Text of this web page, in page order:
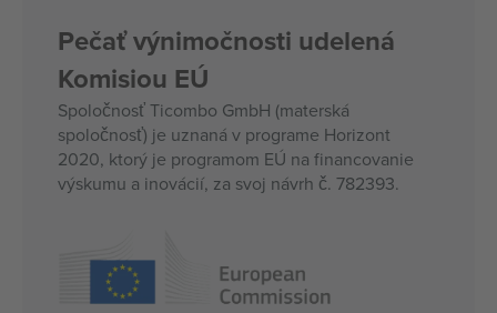
Pečať výnimočnosti udelená
Komisiou EÚ
Spoločnosť Ticombo GmbH (materská
spoločnosť) je uznaná v programe Horizont
2020, ktorý je programom EÚ na financovanie
výskumu a inovácií, za svoj návrh č. 782393.